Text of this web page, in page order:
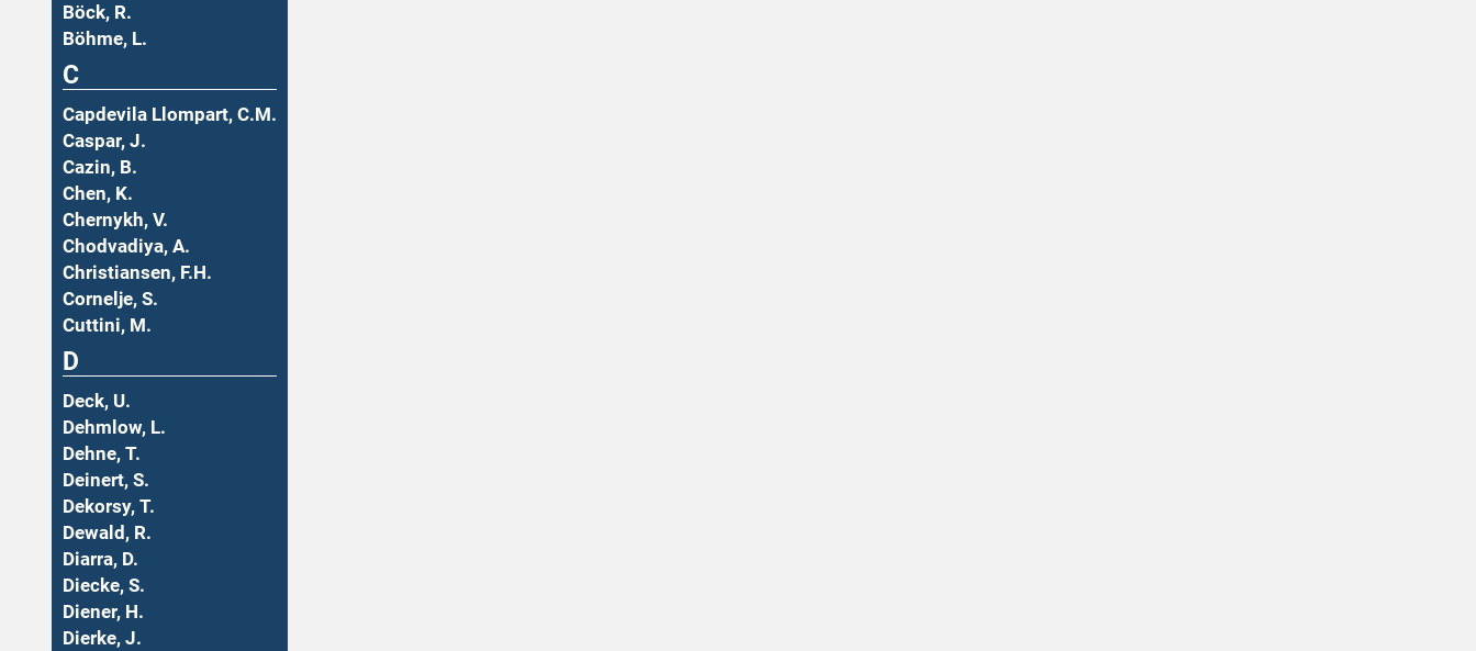
Böck, R.
Böhme, L.
C
Capdevila Llompart, C.M.
Caspar, J.
Cazin, B.
Chen, K.
Chernykh, V.
Chodvadiya, A.
Christiansen, F.H.
Cornelje, S.
Cuttini, M.
D
Deck, U.
Dehmlow, L.
Dehne, T.
Deinert, S.
Dekorsy, T.
Dewald, R.
Diarra, D.
Diecke, S.
Diener, H.
Dierke, J.